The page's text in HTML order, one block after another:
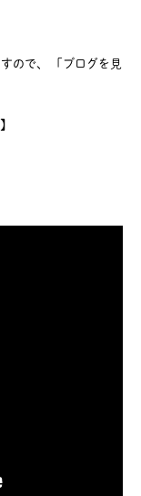
ので、 「ブログを見